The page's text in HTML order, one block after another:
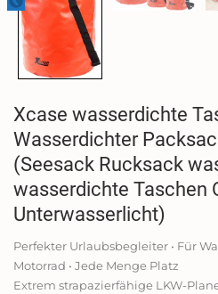
Xcase wasserdichte
Wasserdichter
(Seesack Rucksack
wasserdichte Taschen
Unterwasserlicht)
Perfekter Urlaubsbegleiter • Für
Motorrad • Jede Menge Platz
Extrem strapazierfähige LKW-